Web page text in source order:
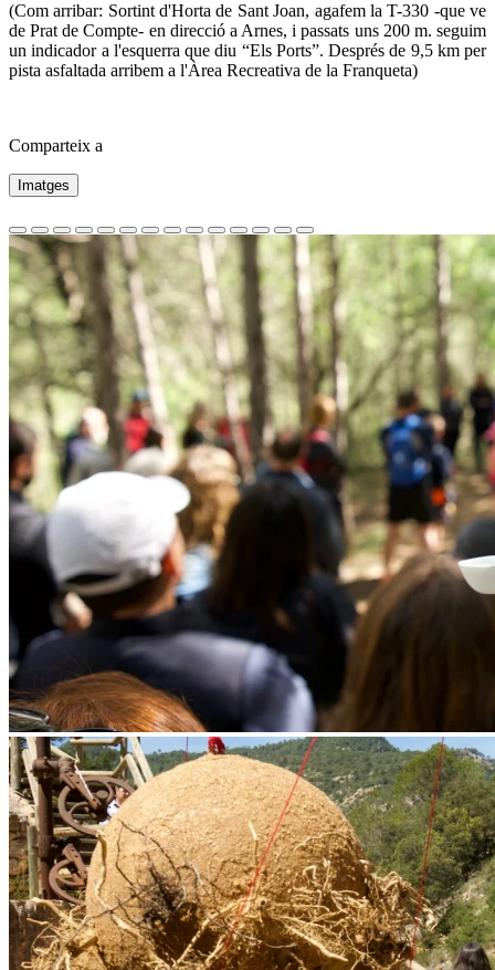
(Com arribar: Sortint d'Horta de Sant Joan, agafem la T-330 -que ve
de Prat de Compte- en direcció a Arnes, i passats uns 200 m. seguim
un indicador a l'esquerra que diu “Els Ports”. Després de 9,5 km per
pista asfaltada arribem a l'Àrea Recreativa de la Franqueta)
Comparteix a
Imatges